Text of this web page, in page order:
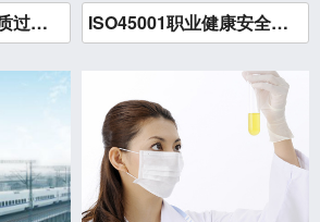
QC 080000 有害物质过程管理体系 ISO45001职业健康安全管理体系